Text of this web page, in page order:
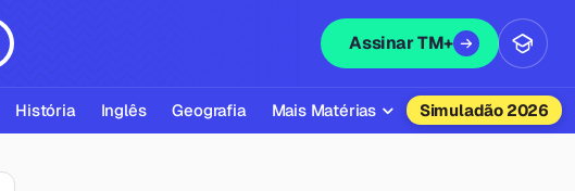
Assinar TM+
História Inglês Geografia Mais Matérias Simuladão 2026